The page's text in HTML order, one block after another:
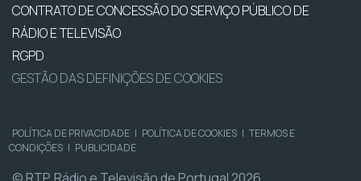
CONTRATO DE CONCESSÃO DO SERVIÇO PÚBLICO DE
RÁDIO E TELEVISÃO
RGPD
GESTÃO DAS DEFINIÇÕES DE COOKIES
POLÍTICA DE PRIVACIDADE | POLÍTICA DE COOKIES | TERMOS E
CONDIÇÕES | PUBLICIDADE